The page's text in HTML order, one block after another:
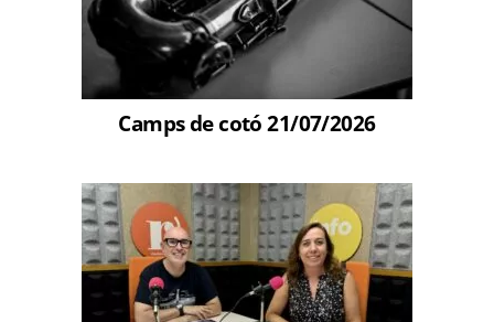
Camps de cotó 21/07/2026